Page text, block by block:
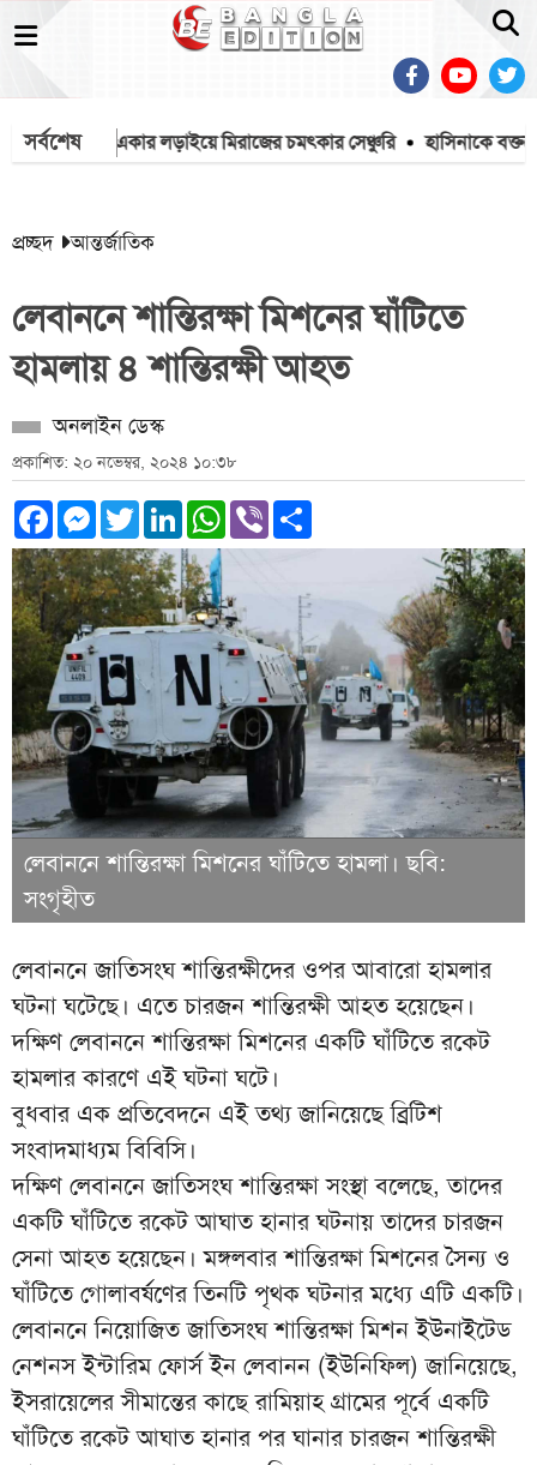
সর্বশেষ
ভিনি একার লড়াইয়ে মিরাজের চমৎকার সেঞ্চুরি হাসিনাকে
প্রচ্ছদ আন্তর্জাতিক
লেবাননে শান্তিরক্ষা মিশনের ঘাঁটিতে
হামলায় ৪ শান্তিরক্ষী আহত
অনলাইন ডেস্ক
প্রকাশিত: ২০ নভেম্বর, ২০২৪ ১০:৩৮
Facebook
Messenger
TwitterLinkedInWhatsApp
Viber
লেবাননে শান্তিরক্ষা মিশনের ঘাঁটিতে হামলা। ছবি:
সংগৃহীত
লেবাননে জাতিসংঘ শান্তিরক্ষীদের ওপর আবারো হামলার
ঘটনা ঘটেছে। এতে চারজন শান্তিরক্ষী আহত হয়েছেন।
দক্ষিণ লেবাননে শান্তিরক্ষা মিশনের একটি ঘাঁটিতে রকেট
হামলার কারণে এই ঘটনা ঘটে।
বুধবার এক প্রতিবেদনে এই তথ্য জানিয়েছে ব্রিটিশ
সংবাদমাধ্যম বিবিসি।
দক্ষিণ লেবাননে জাতিসংঘ শান্তিরক্ষা সংস্থা বলেছে, তাদের
একটি ঘাঁটিতে রকেট আঘাত হানার ঘটনায় তাদের চারজন
সেনা আহত হয়েছেন। মঙ্গলবার শান্তিরক্ষা মিশনের সৈন্য ও
ঘাঁটিতে গোলাবর্ষণের তিনটি পৃথক ঘটনার মধ্যে এটি একটি।
লেবাননে নিয়োজিত জাতিসংঘ শান্তিরক্ষা মিশন ইউনাইটেড
নেশনস ইন্টারিম ফোর্স ইন লেবানন (ইউনিফিল) জানিয়েছে,
ইসরায়েলের সীমান্তের কাছে রামিয়াহ গ্রামের পূর্বে একটি
ঘাঁটিতে রকেট আঘাত হানার পর ঘানার চারজন শান্তিরক্ষী